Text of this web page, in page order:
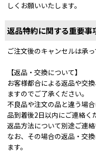
しくお願いいたします。
返品特約に関する重要事
ご注文後のキャンセルは承っ
【返品・交換について】
お客様都合による返品や交
ますのでご了承ください。
不良品や注文の品と違う場
品到着後2日以内にご連絡く
返品方法について別途ご連絡
なお、その場合の返品・交
ます。